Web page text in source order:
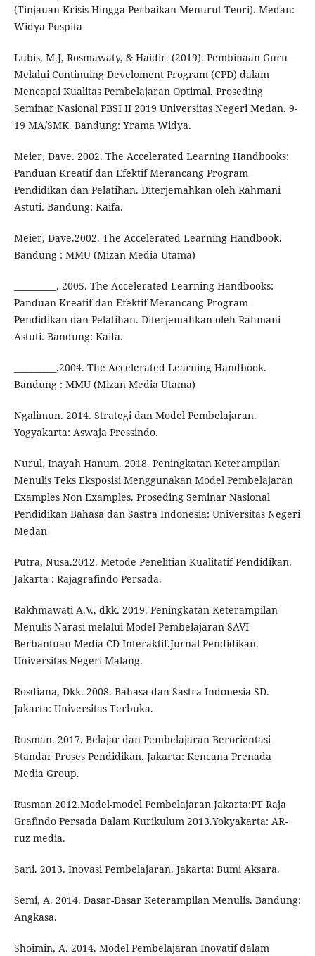
(Tinjauan Krisis Hingga Perbaikan Menurut Teori). Medan:
Widya Puspita
Lubis, M.J, Rosmawaty, & Haidir. (2019). Pembinaan Guru
Melalui Continuing Develoment Program (CPD) dalam
Mencapai Kualitas Pembelajaran Optimal. Proseding
Seminar Nasional PBSI II 2019 Universitas Negeri Medan. 9-
19 MA/SMK. Bandung: Yrama Widya.
Meier, Dave. 2002. The Accelerated Learning Handbooks:
Panduan Kreatif dan Efektif Merancang Program
Pendidikan dan Pelatihan. Diterjemahkan oleh Rahmani
Astuti. Bandung: Kaifa.
Meier, Dave.2002. The Accelerated Learning Handbook.
Bandung : MMU (Mizan Media Utama)
__________. 2005. The Accelerated Learning Handbooks:
Panduan Kreatif dan Efektif Merancang Program
Pendidikan dan Pelatihan. Diterjemahkan oleh Rahmani
Astuti. Bandung: Kaifa.
__________.2004. The Accelerated Learning Handbook.
Bandung : MMU (Mizan Media Utama)
Ngalimun. 2014. Strategi dan Model Pembelajaran.
Yogyakarta: Aswaja Pressindo.
Nurul, Inayah Hanum. 2018. Peningkatan Keterampilan
Menulis Teks Eksposisi Menggunakan Model Pembelajaran
Examples Non Examples. Proseding Seminar Nasional
Pendidikan Bahasa dan Sastra Indonesia: Universitas Negeri
Medan
Putra, Nusa.2012. Metode Penelitian Kualitatif Pendidikan.
Jakarta : Rajagrafindo Persada.
Rakhmawati A.V., dkk. 2019. Peningkatan Keterampilan
Menulis Narasi melalui Model Pembelajaran SAVI
Berbantuan Media CD Interaktif.Jurnal Pendidikan.
Universitas Negeri Malang.
Rosdiana, Dkk. 2008. Bahasa dan Sastra Indonesia SD.
Jakarta: Universitas Terbuka.
Rusman. 2017. Belajar dan Pembelajaran Berorientasi
Standar Proses Pendidikan. Jakarta: Kencana Prenada
Media Group.
Rusman.2012.Model-model Pembelajaran.Jakarta:PT Raja
Grafindo Persada Dalam Kurikulum 2013.Yokyakarta: AR-
ruz media.
Sani. 2013. Inovasi Pembelajaran. Jakarta: Bumi Aksara.
Semi, A. 2014. Dasar-Dasar Keterampilan Menulis. Bandung:
Angkasa.
Shoimin, A. 2014. Model Pembelajaran Inovatif dalam